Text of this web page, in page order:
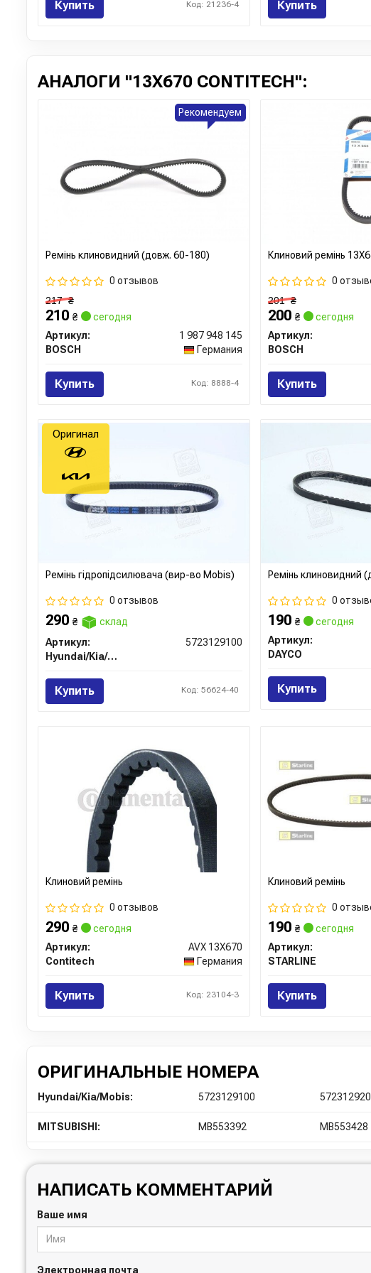
Купить Код: 21236-4 Купить
АНАЛОГИ "13X670 CONTITECH":
Ремінь клиновидний (довж. 60-180)
0 отзывов
217₴
210 ₴
сегодня
Артикул:
1 987 948 145
BOSCH
Германия
Купить Код: 8888-4
Рекомендуем
Клиновий ремінь
0
201₴
200 ₴
сегодня
Артикул:
BOSCH
Купить
Ремінь гідропідсилювача (вир-во Mobis)
0 отзывов
290 ₴
склад
Артикул:
5723129100
Hyundai/Kia/Mobis
Купить Код: 56624-40
Оригинал
Ремінь клиновидний
0
190 ₴
сегодня
Артикул:
DAYCO
Купить
Клиновий ремінь
0 отзывов
290 ₴
сегодня
Артикул:
AVX 13X670
Contitech
Германия
Купить Код: 23104-3
Клиновий ремінь
0
190 ₴
сегодня
Артикул:
STARLINE
Купить
ОРИГИНАЛЬНЫЕ НОМЕРА
Hyundai/Kia/Mobis: 5723129100
MITSUBISHI: MB553392 MB553428
НАПИСАТЬ КОММЕНТАРИЙ
Ваше имя
Электронная почта